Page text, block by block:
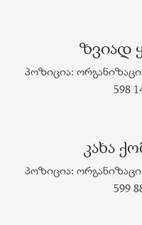
ზვიად
პოზიცია:
598
კახა
პოზიცია:
599